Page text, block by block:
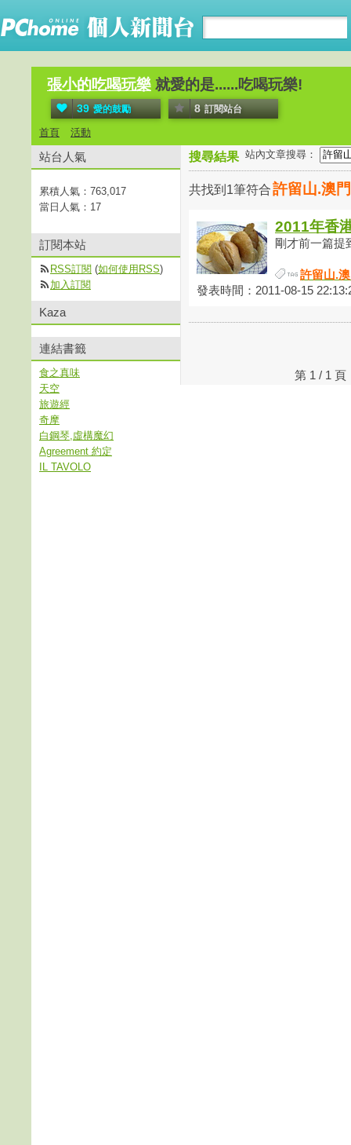
張小的吃喝玩樂 就愛的是......吃喝玩樂!
39 愛的鼓勵 8 訂閱站台
首頁 活動
搜尋結果 站內文章搜尋：
共找到1筆符合許留山.澳
2011年香
剛才前一篇提
許留山.
發表時間：2011-08-15
第 1 / 1
站台人氣
累積人氣： 763,017
當日人氣： 17
訂閱本站
RSS訂閱 (如何使用RSS)
加入訂閱
Kaza
連結書籤
食之真味
天空
旅遊經
奇摩
白鋼琴,虛構魔幻
Agreement 約定
IL TAVOLO